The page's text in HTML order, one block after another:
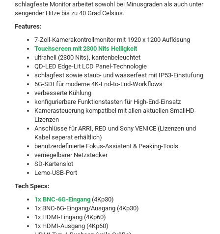
schlagfeste Monitor arbeitet sowohl bei Minusgraden als auch unter
sengender Hitze bis zu 40 Grad Celsius.
Features:
7-Zoll-Kamerakontrollmonitor mit 1920 x 1200 Auflösung
Touchscreen mit 2300 Nits Helligkeit
ultrahell (2300 Nits), kantenbeleuchtet
QD-LED Edge-Lit LCD Panel-Technologie
schlagfest sowie staub- und wasserfest mit IP53-Einstufung
6G-SDI für moderne 4K-End-to-End-Workflows
verbesserte Kühlung
konfigurierbare Funktionstasten für High-End-Einsatz
Kamerasteuerung kompatibel mit allen aktuellen SmallHD-
Lizenzen
Anschlüsse für ARRI, RED und Sony VENICE (Lizenzen und
Kabel seperat erhältlich)
benutzerdefinierte Fokus-Assistent & Peaking-Tools
verriegelbarer Netzstecker
SD-Kartenslot
Lemo-USB-Port
Tech Specs:
1x BNC-6G-Eingang (4Kp30)
1x BNC-6G-Eingang/Ausgang (4Kp30)
1x HDMI-Eingang (4Kp60)
1x HDMI-Ausgang (4Kp60)